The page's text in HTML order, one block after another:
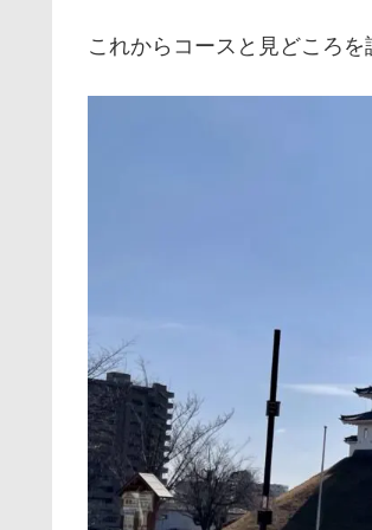
これからコースと見どころ